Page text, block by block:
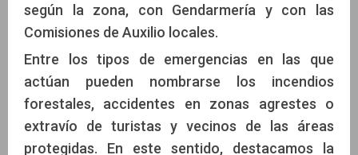
según la zona, con Gendarmería y con las
Comisiones de Auxilio locales.
Entre los tipos de emergencias en las que
actúan pueden nombrarse los incendios
forestales, accidentes en zonas agrestes o
extravío de turistas y vecinos de las áreas
protegidas. En este sentido, destacamos la